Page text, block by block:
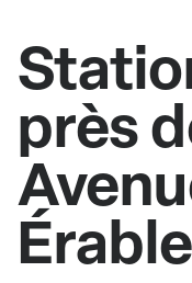
près